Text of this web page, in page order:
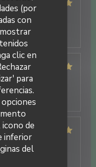
(por
con
clic en
para
de
inferior
del
5/5 Calidad / Precio
/5 Calidad / Precio
5/5 Calidad / Precio